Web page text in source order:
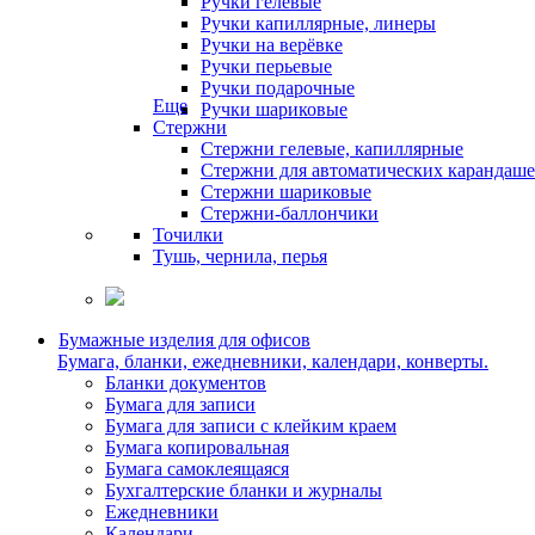
Ручки капиллярные, линеры
Ручки на верёвке
Ручки перьевые
Ручки подарочные
Ручки шариковые
Еще
Стержни
Стержни гелевые, капиллярные
Стержни для автоматических
Стержни шариковые
Стержни-баллончики
Точилки
Тушь, чернила, перья
Бумажные изделия для офисов
Бумага, бланки, ежедневники, календари, конверты.
Бланки документов
Бумага для записи
Бумага для записи с клейким краем
Бумага копировальная
Бумага самоклеящаяся
Бухгалтерские бланки и журналы
Ежедневники